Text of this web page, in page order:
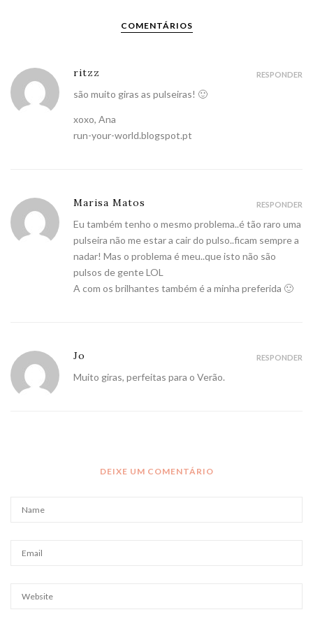
COMENTÁRIOS
ritzz
são muito giras as pulseiras! 🙂
xoxo, Ana
run-your-world.blogspot.pt
RESPONDER
Marisa Matos
Eu também tenho o mesmo problema..é tão raro uma
pulseira não me estar a cair do pulso..ficam sempre a
nadar! Mas o problema é meu..que isto não são
pulsos de gente LOL
A com os brilhantes também é a minha preferida 🙂
RESPONDER
Jo
Muito giras, perfeitas para o Verão.
RESPONDER
DEIXE UM COMENTÁRIO